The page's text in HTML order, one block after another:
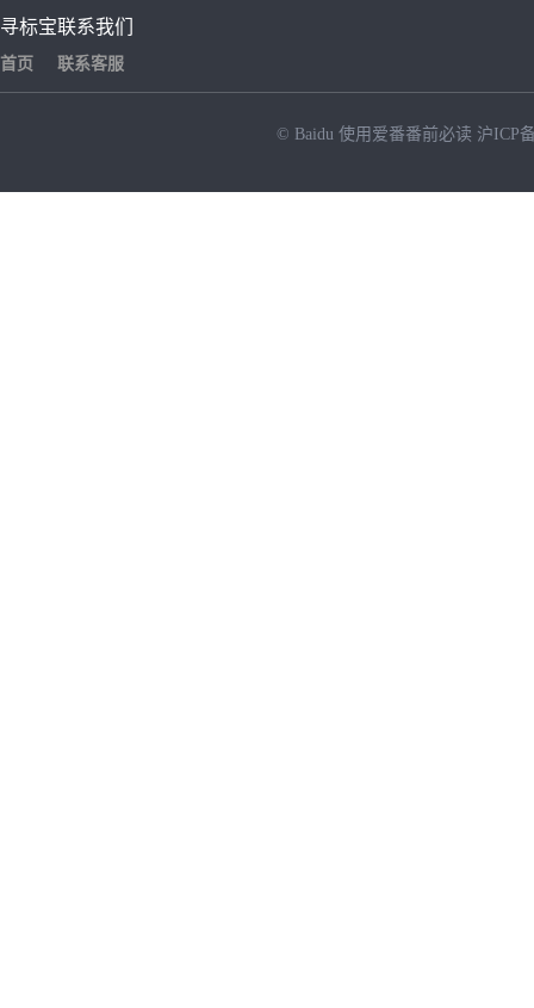
寻标宝
首页
联系我们
联系客服
© Baidu 使用爱番番前必读 沪ICP